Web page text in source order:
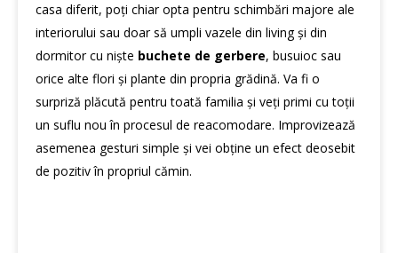
casa diferit, poți chiar opta pentru schimbări majore ale
interiorului sau doar să umpli vazele din living și din
dormitor cu niște buchete de gerbere, busuioc sau
orice alte flori și plante din propria grădină. Va fi o
surpriză plăcută pentru toată familia și veți primi cu toții
un suflu nou în procesul de reacomodare. Improvizează
asemenea gesturi simple și vei obține un efect deosebit
de pozitiv în propriul cămin.